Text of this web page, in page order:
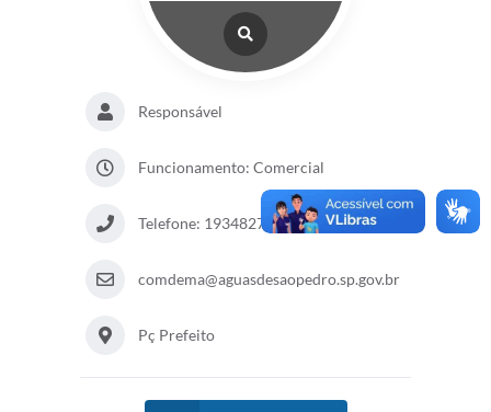
Responsável
Funcionamento: Comercial
Telefone: 1934827100
comdema@aguasdesaopedro.sp.gov.br
Pç Prefeito